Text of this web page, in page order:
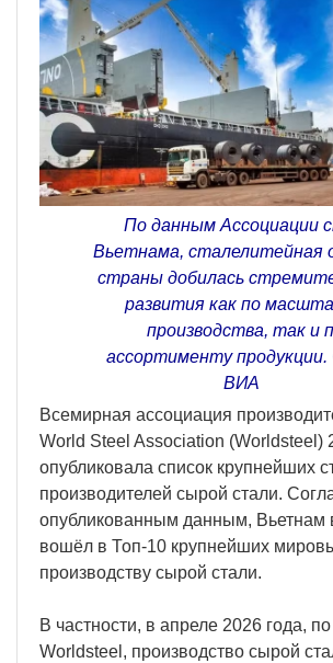
По данным Ассоциации
Вьетнама, сталелитейная
страны добилась
развития как по
производства, так и
ассортименту
ВИА
Всемирная ассоциация
World Steel Association (Worldsteel)
опубликовала список крупнейших
производителей сырой стали.
опубликованным данным, Вьетнам
вошёл в Топ-10 крупнейших
производству сырой стали.
В частности, в апреле 2026 года,
Worldsteel, производство сырой